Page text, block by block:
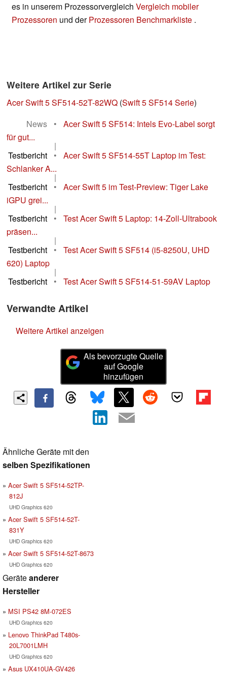
es in unserem Prozessorvergleich Vergleich mobiler
Prozessoren und derProzessoren Benchmarkliste .
Weitere Artikel zur Serie
Acer Swift 5 SF514-52T-82WQ (Swift 5 SF514 Serie)
News
•
Acer Swift 5 SF514: Intels Evo-Label sorgt
für gut...
|
Testbericht
•
Acer Swift 5 SF514-55T Laptop im Test:
Schlanker A...
|
Testbericht
•
Acer Swift 5 im Test-Preview: Tiger Lake
iGPU grei...
|
Testbericht
•
Test Acer Swift 5 Laptop: 14-Zoll-Ultrabook
präsen...
|
Testbericht
•
Test Acer Swift 5 SF514 (i5-8250U, UHD
620) Laptop
|
Testbericht
• Test Acer Swift 5 SF514-51-59AV Laptop
Verwandte Artikel
Weitere Artikel anzeigen
Als bevorzugte Quelle
auf Google
hinzufügen
Ähnliche Geräte mit den
selben Spezifikationen
Acer Swift 5 SF514-52TP-
812J
UHD Graphics 620
Acer Swift 5 SF514-52T-
831Y
UHD Graphics 620
Acer Swift 5 SF514-52T-8673
UHD Graphics 620
Geräteanderer
Hersteller
MSI PS42 8M-072ES
UHD Graphics 620
Lenovo ThinkPad T480s-
20L7001LMH
UHD Graphics 620
Asus UX410UA-GV426